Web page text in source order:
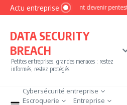
Aller au contenu
Actu entrepriseComment devenir
DATA SECURITY
BREACH
Petites entreprises, grandes menaces : restez
informés, restez protégés
Cybersécurité entreprise
Escroquerie
Entreprise